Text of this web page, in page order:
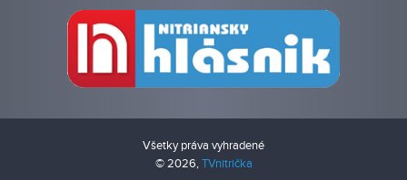
Všetky práva vyhradené
© 2026,TVnitrička